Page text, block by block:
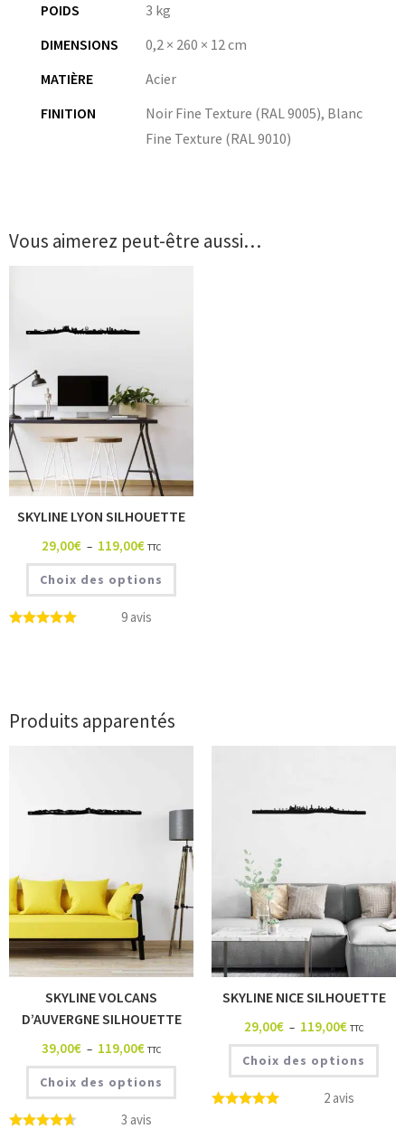
POIDS
3 kg
DIMENSIONS
0,2 × 260 × 12 cm
MATIÈRE
Acier
FINITION
Noir Fine Texture (RAL 9005), Blanc
Fine Texture (RAL 9010)
Vous aimerez peut-être aussi…
9 avis
SKYLINE LYON SILHOUETTE
29,00€ – 119,00€ TTC
Choix des options
Produits apparentés
3 avis
SKYLINE VOLCANS
D’AUVERGNE SILHOUETTE
39,00€ – 119,00€ TTC
Choix des options
2 avis
SKYLINE NICE SILHOUETTE
29,00€ – 119,00€ TTC
Choix des options